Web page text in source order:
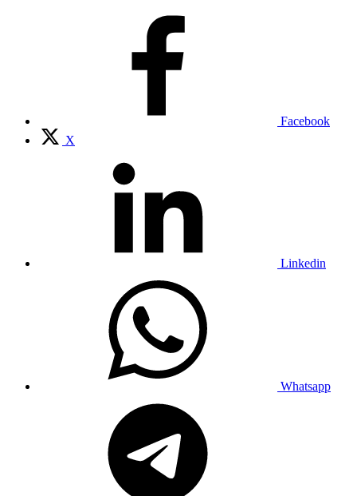
Facebook
X
Linkedin
Whatsapp